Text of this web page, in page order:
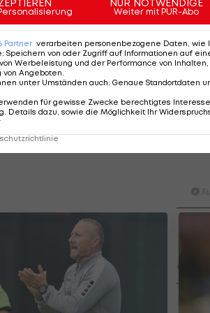
den Punkt nichts ins Trockene:
der FAC (17 Punkte) liegt als
Weiter mit PUR-Abo
Partner verarbeiten personenbezogene Daten, wie
: Speichern von oder Zugriff auf Informationen auf
Werbeleistung und der Performance von
von Angeboten
unter Umständen auch: Genaue Standortdaten
für gewisse Zwecke berechtigtes
Details dazu, sowie die Möglichkeit Ihr